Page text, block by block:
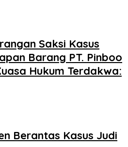
Saksi Kasus
Barang PT. Pinboo
Hukum Terdakwa:
Berantas Kasus Judi